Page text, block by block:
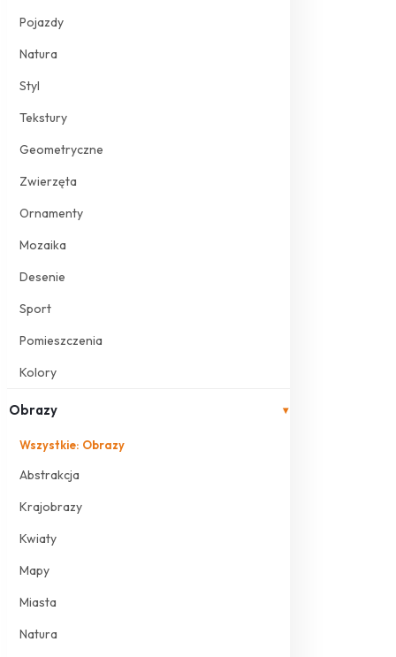
Pojazdy
Natura
Styl
Tekstury
Geometryczne
Zwierzęta
Ornamenty
Mozaika
Desenie
Sport
Pomieszczenia
Kolory
Obrazy ▾
Wszystkie: Obrazy
Abstrakcja
Krajobrazy
Kwiaty
Mapy
Miasta
Natura